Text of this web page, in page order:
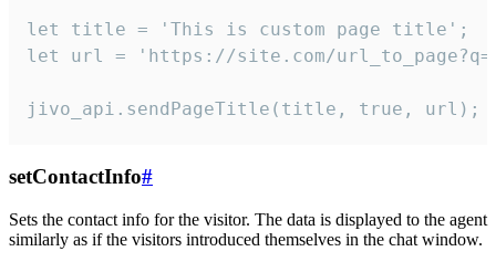
let title = 'This is custom page title';
let url = 'https://site.com/
jivo_api.sendPageTitle(title, true, url);
setContactInfo#
Sets the contact info for the visitor. The data is displayed to the agent
similarly as if the visitors introduced themselves in the chat window.